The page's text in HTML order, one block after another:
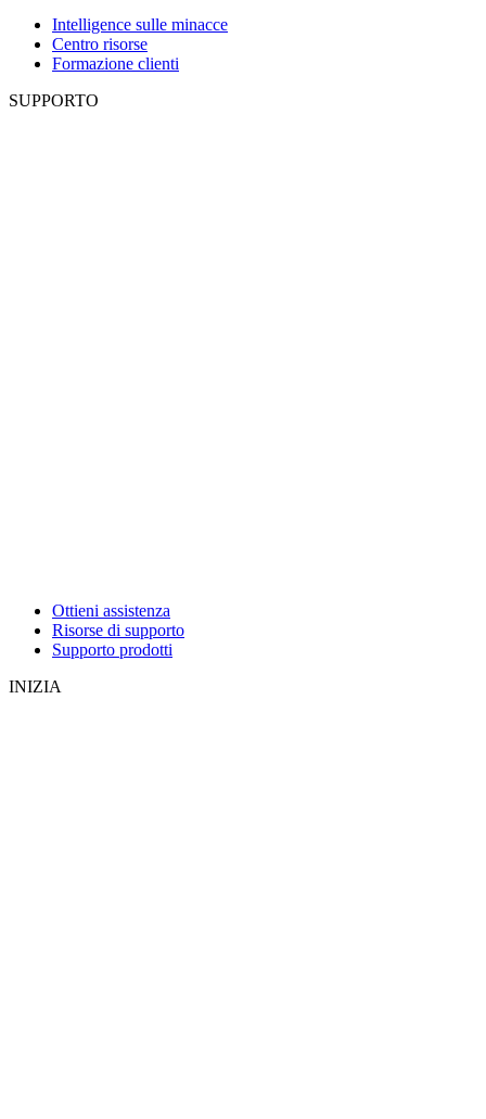
Intelligence sulle minacce
Centro risorse
Formazione clienti
SUPPORTO
Ottieni assistenza
Risorse di supporto
Supporto prodotti
INIZIA